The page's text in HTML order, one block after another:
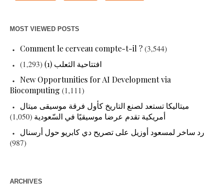
MOST VIEWED POSTS
Comment le cerveau compte-t-il ?(3,544)
افتتاحية الثعلب (1)
(1,293)
New Opportunities for AI Development via
Biocomputing (1,111)
ميتاليكا تستعد لصنع التاريخ كأول فرقة موسيقى ميتال
أمريكية تقدم عرضا موسيقيًا في السّعودية (1,050)
رد ساخر لمسعود أوزيل على تصريح دي كابريو حول أرسنال
(987)
ARCHIVES